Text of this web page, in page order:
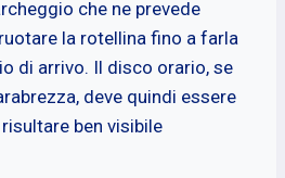
che ne prevede
la rotellina fino a farla
di arrivo. Il disco orario, se
deve quindi essere
ben visibile